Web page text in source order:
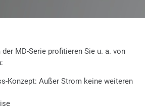
MD-Serie profitieren Sie u. a. von
Konzept: Außer Strom keine weiteren